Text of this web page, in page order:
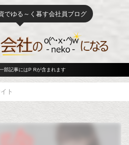
でゆる～く暮す会社員ブログ
部記事にはP Rが含まれます
ト